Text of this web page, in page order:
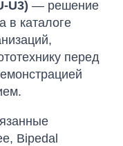
U3) — решение
в каталоге
перед
Bipedal